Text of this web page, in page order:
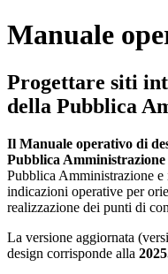
Manuale
Progettare siti
della Pubblica
Il Manuale operativo di
Pubblica Amministrazione
Pubblica Amministrazione
indicazioni operative per
realizzazione dei punti di
La versione aggiornata
design corrisponde alla